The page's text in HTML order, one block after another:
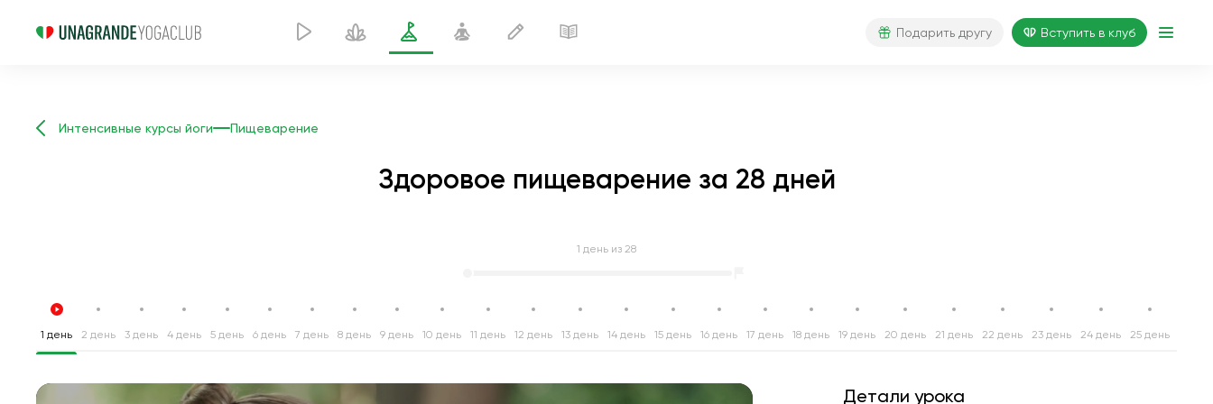
Подарить другу Вступить в клуб
Интенсивные курсы йоги Пищеварение
Здоровое пищеварение за 28 дней
1 день из 28
1 день 2 день 3 день 4 день 5 день 6 день 7 день 8 день 9 день 10 день 11 день 12 день 13 день 14 день 15 день 16 день 17 день 18 день 19 день 20 день 21 день 22 день 23 день 24 день 25 день
Детали урока